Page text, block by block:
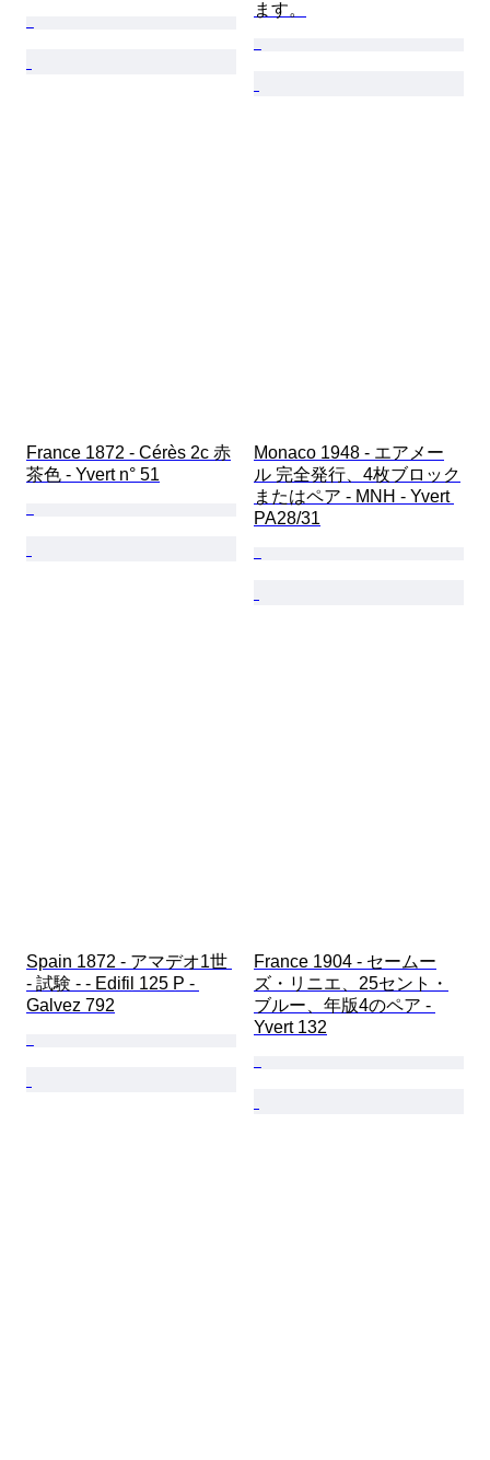
ます。
France 1872 - Cérès 2c 赤
茶色 - Yvert n° 51
Monaco 1948 - エアメー
ル 完全発行、4枚ブロック
またはペア - MNH - Yvert
PA28/31
Spain 1872 - アマデオ1世
- 試験 - - Edifil 125 P -
Galvez 792
France 1904 - セームー
ズ・リニエ、25セント・
ブルー、年版4のペア -
Yvert 132